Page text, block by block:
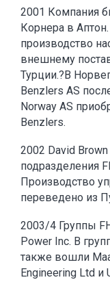
2001 Компания
Корнера в
производство
внешнему
Турции.?В
Benzlers AS
Norway AS
Benzlers.
2002 David
подразделения
Производство
переведено из
2003/4 Группы
Power Inc. В
также вошли
Engineering Ltd и